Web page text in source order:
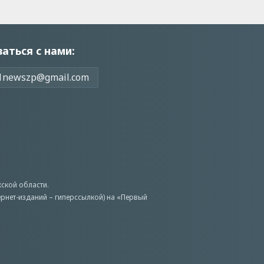
с нами:
области.
изданий – гиперссылкой) на «Первый